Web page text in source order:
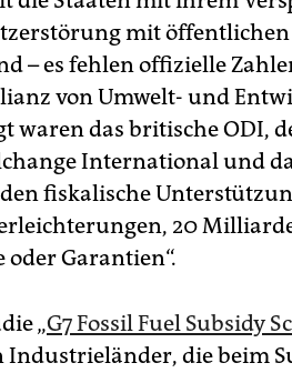
mit
– es fehlen offizielle
von Umwelt- und
waren das britische ODI,
International und
fiskalische
20
oder Garantien“.
„G7 Fossil Fuel Subsidy
Industrieländer, die beim